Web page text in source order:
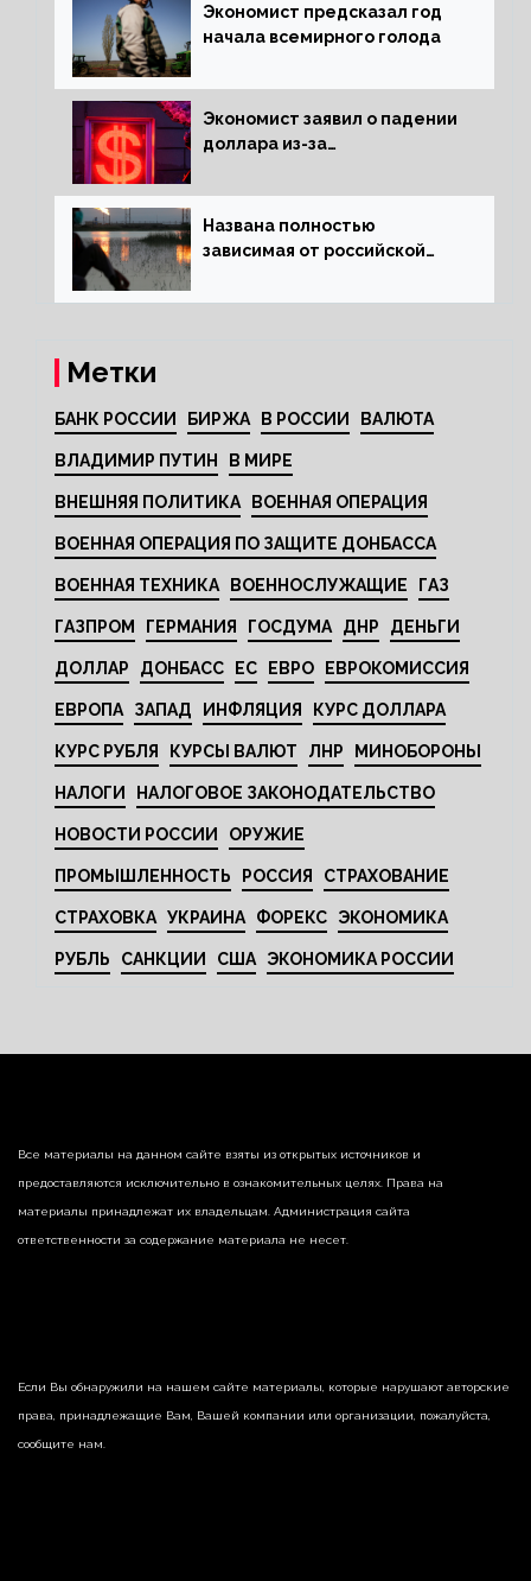
Экономист предсказал год
начала всемирного голода
Экономист заявил о падении
доллара из-за
Названа полностью
зависимая от российской
Метки
БАНК РОССИИ БИРЖА В РОССИИ ВАЛЮТА
ВЛАДИМИР ПУТИН В МИРЕ
ВНЕШНЯЯ ПОЛИТИКА ВОЕННАЯ ОПЕРАЦИЯ
ВОЕННАЯ ОПЕРАЦИЯ ПО ЗАЩИТЕ ДОНБАССА
ВОЕННАЯ ТЕХНИКА ВОЕННОСЛУЖАЩИЕ ГАЗ
ГАЗПРОМ ГЕРМАНИЯ ГОСДУМА ДНР ДЕНЬГИ
ДОЛЛАР ДОНБАСС ЕС ЕВРО ЕВРОКОМИССИЯ
ЕВРОПА ЗАПАД ИНФЛЯЦИЯ КУРС ДОЛЛАРА
КУРС РУБЛЯ КУРСЫ ВАЛЮТ ЛНР МИНОБОРОНЫ
НАЛОГИ НАЛОГОВОЕ ЗАКОНОДАТЕЛЬСТВО
НОВОСТИ РОССИИ ОРУЖИЕ
ПРОМЫШЛЕННОСТЬ РОССИЯ СТРАХОВАНИЕ
СТРАХОВКА УКРАИНА ФОРЕКС ЭКОНОМИКА
РУБЛЬ САНКЦИИ США ЭКОНОМИКА РОССИИ
Все материалы на данном сайте взяты из открытых источников и
предоставляются исключительно в ознакомительных целях. Права на
материалы принадлежат их владельцам. Администрация сайта
ответственности за содержание материала не несет.
Если Вы обнаружили на нашем сайте материалы, которые нарушают авторские
права, принадлежащие Вам, Вашей компании или организации, пожалуйста,
сообщите нам.